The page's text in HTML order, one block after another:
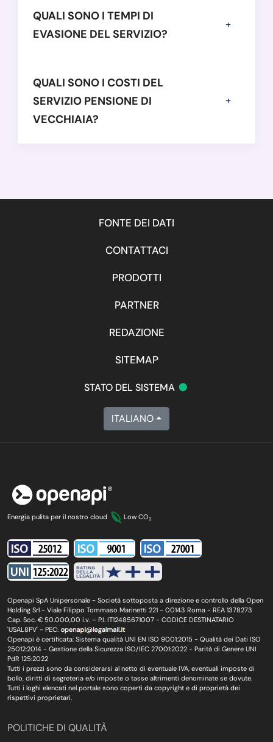
QUALI SONO I TEMPI DI
EVASIONE DEL SERVIZIO?
QUALI SONO I COSTI DEL
SERVIZIO PENSIONE DI
VECCHIAIA?
FONTE DEI DATI
CONTATTACI
PRODOTTI
PARTNER
REDAZIONE
SITEMAP
STATO DEL SISTEMA •
ITALIANO
Energia pulita per il nostro cloud Low CO2
Openapi SpA Unipersonale - Società sottoposta a direzione e controllo della Open
Holding Srl - Viale Filippo Tommaso Marinetti 221 - 00143 Roma - REA 1378273
Cap. Soc. € 50.000,00 i.v. – P.I. IT12485671007 - CODICE DESTINATARIO
'USAL8PV' - PEC:
Openapi è certificata: Sistema qualità UNI EN ISO 9001:2015 - Qualità dei Dati ISO
25012:2014 - Gestione della Sicurezza ISO/IEC 27001:2022 - Parità di Genere UNI
PdR 125:2022
Tutti i prezzi sono da considerarsi al netto di eventuale IVA, eventuali imposte di
bollo, diritti di segreteria e/o imposte o tasse altrimenti denominate se dovute.
Tutti i loghi elencati nel portale sono coperti da copyright e di proprietà dei
rispettivi proprietari.
POLITICHE DI QUALITÀ